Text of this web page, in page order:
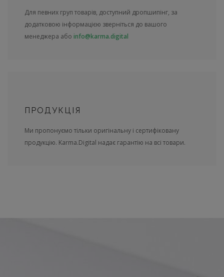
Для певних груп товарів, доступний дропшипінг, за
додатковою інформацією зверніться до вашого
менеджера або info@karma.digital
ПРОДУКЦІЯ
Ми пропонуємо тільки оригінальну і сертифіковану
продукцію. Karma.Digital надає гарантію на всі товари.